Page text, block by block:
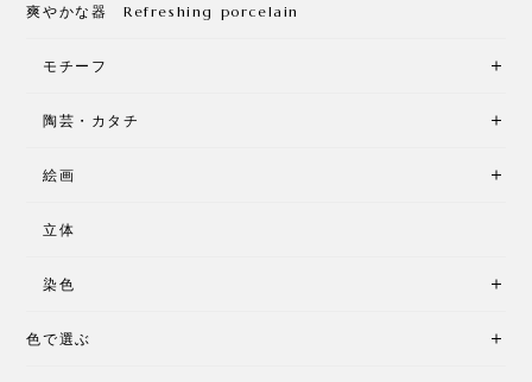
爽やかな器 Refreshing porcelain
モチーフ
陶芸・カタチ
絵画
立体
染色
色で選ぶ